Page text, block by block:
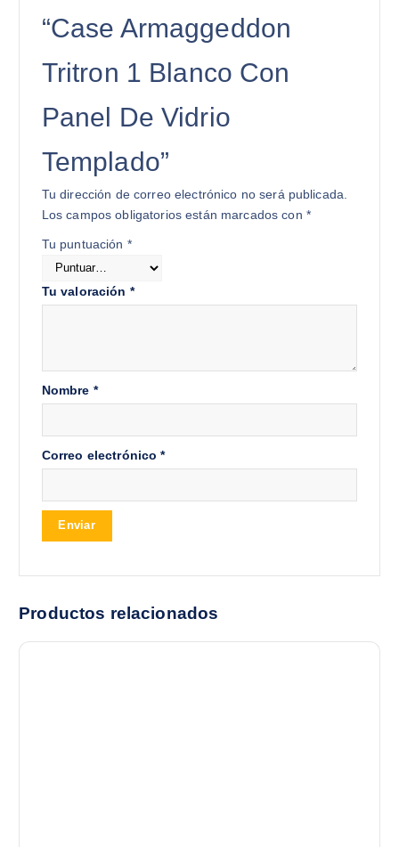
“Case Armaggeddon
Tritron 1 Blanco Con
Panel De Vidrio
Templado”
Tu dirección de correo electrónico no será publicada.
Los campos obligatorios están marcados con *
Tu puntuación *
Tu valoración *
Nombre *
Correo electrónico*
Productos relacionados